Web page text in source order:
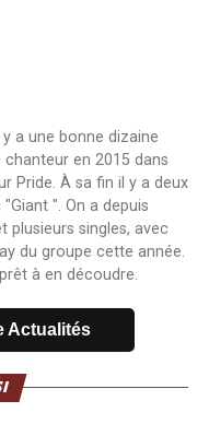
a une bonne dizaine
en 2015 dans
Pride. À sa fin il y a deux
". On a depuis
plusieurs singles, avec
du groupe cette année.
à en découdre.
Actualités